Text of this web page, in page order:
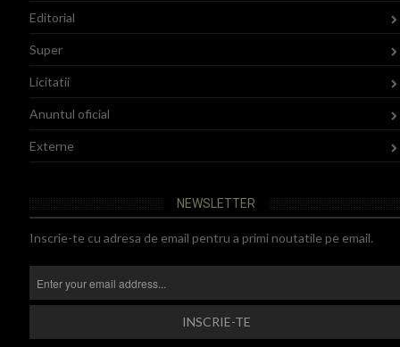
Editorial
Super
Licitatii
Anuntul oficial
Externe
NEWSLETTER
Inscrie-te cu adresa de email pentru a primi noutatile pe email.